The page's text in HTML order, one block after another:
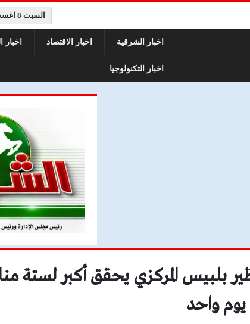
السبت 8 اغسطس 2026 الساعة 04:14 ص
اخبار الشرقية اخبار الاقتصاد اخبار
اخبار التكنولوجيا
يوم واحد